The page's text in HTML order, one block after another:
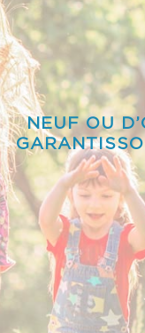
NEUF OU